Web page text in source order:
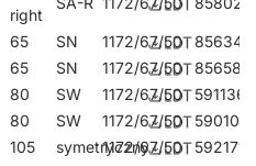
right
65 SN 1172/67/50
856341
65 SN 1172/67/50
856587
80 SW 1172/67/50
591136
80 SW 1172/67/50
590108
105 symetryczny
1172/67/50
592171